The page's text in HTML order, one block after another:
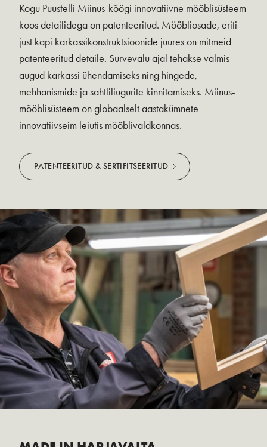
Kogu Puustelli Miinus-köögi innovatiivne mööblisüsteem
koos detailidega on patenteeritud. Mööbliosade, eriti
just kapi karkassikonstruktsioonide juures on mitmeid
patenteeritud detaile. Survevalu ajal tehakse valmis
augud karkassi ühendamiseks ning hingede,
mehhanismide ja sahtliliugurite kinnitamiseks. Miinus-
mööblisüsteem on globaalselt aastakümnete
innovatiivseim leiutis mööblivaldkonnas.
PATENTEERITUD & SERTIFITSEERITUD